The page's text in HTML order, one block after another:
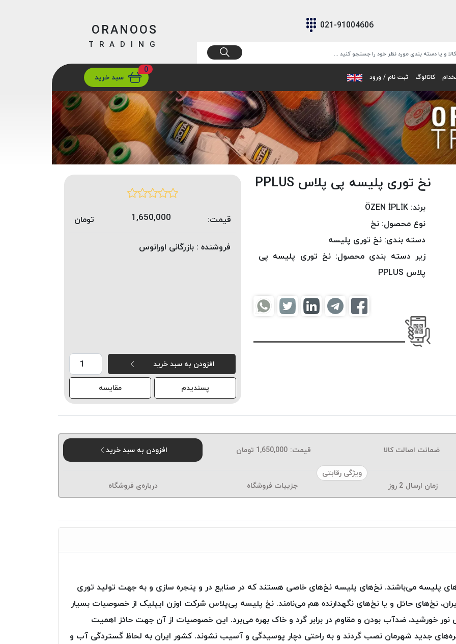
021-91004606
ارسالتهران/ تهران
ORANOOS
TRADING
کاتالوگ ثبت نام / ورود
0
سبد خرید
نخ توری پلیسه پی پلاس PPLUS
برند: ÖZEN İPLİK
نوع محصول: نخ
دسته بندی: نخ توری پلیسه
زیر دسته بندی محصول: نخ توری پلیسه پی
پلاس PPLUS
قیمت: 1,650,000
تومان
فروشنده : بازرگانی اورانوس
افزودن به سبد خرید
پسندیدم
مقایسه
ضمانت اصالت کالا قیمت: 1,650,000 تومان
افزودن به سبد خرید
ویژگی رقابتی
زمان ارسال 2 روز جزییات فروشگاه درباره‌ی فروشگاه
پلیسه می‌باشند. نخ‌های پلیسه نخ‌های خاصی هستند که در صنایع در و پنجره سازی و به جهت تولید توری
نخ‌های حائل و یا نخ‌های نگهدارنده هم می‌نامند. نخ پلیسه پی‌پلاس شرکت اوزن ایپلیک از خصوصیات بسیار
خورشید، ضدآب بودن و مقاوم در برابر گرد و خاک بهره می‌برد. این خصوصیات از آن جهت حائز اهمیت
جدید شهرمان نصب گردند و به راحتی دچار پوسیدگی و آسیب نشوند. کشور ایران به لحاظ گستردگی آب و